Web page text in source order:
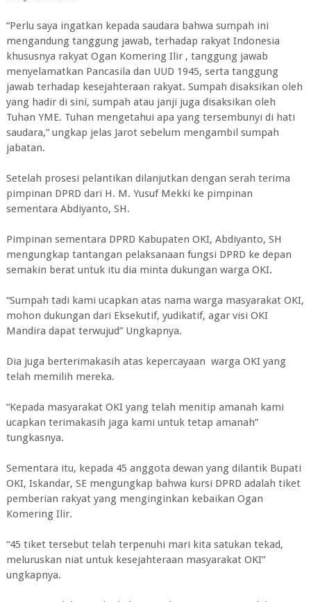
“Perlu saya ingatkan kepada saudara bahwa sumpah ini
mengandung tanggung jawab, terhadap rakyat Indonesia
khususnya rakyat Ogan Komering Ilir , tanggung jawab
menyelamatkan Pancasila dan UUD 1945, serta tanggung
jawab terhadap kesejahteraan rakyat. Sumpah disaksikan oleh
yang hadir di sini, sumpah atau janji juga disaksikan oleh
Tuhan YME. Tuhan mengetahui apa yang tersembunyi di hati
saudara,” ungkap jelas Jarot sebelum mengambil sumpah
jabatan.
Setelah prosesi pelantikan dilanjutkan dengan serah terima
pimpinan DPRD dari H. M. Yusuf Mekki ke pimpinan
sementara Abdiyanto, SH.
Pimpinan sementara DPRD Kabupaten OKI, Abdiyanto, SH
mengungkap tantangan pelaksanaan fungsi DPRD ke depan
semakin berat untuk itu dia minta dukungan warga OKI.
“Sumpah tadi kami ucapkan atas nama warga masyarakat OKI,
mohon dukungan dari Eksekutif, yudikatif, agar visi OKI
Mandira dapat terwujud” Ungkapnya.
Dia juga berterimakasih atas kepercayaan warga OKI yang
telah memilih mereka.
“Kepada masyarakat OKI yang telah menitip amanah kami
ucapkan terimakasih jaga kami untuk tetap amanah”
tungkasnya.
Sementara itu, kepada 45 anggota dewan yang dilantik Bupati
OKI, Iskandar, SE mengungkap bahwa kursi DPRD adalah tiket
pemberian rakyat yang menginginkan kebaikan Ogan
Komering Ilir.
“45 tiket tersebut telah terpenuhi mari kita satukan tekad,
meluruskan niat untuk kesejahteraan masyarakat OKI”
ungkapnya.